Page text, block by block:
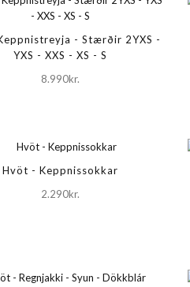
- Stærðir 2YXS -
YXS - XXS - XS - S
8.990kr.
Hvöt - Keppnissokkar
2.290kr.